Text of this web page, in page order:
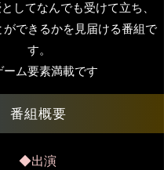
としてなんでも受けて立ち、
ができるかを見届ける番組で
す。
ム要素満載です
◆出演
​番組概要